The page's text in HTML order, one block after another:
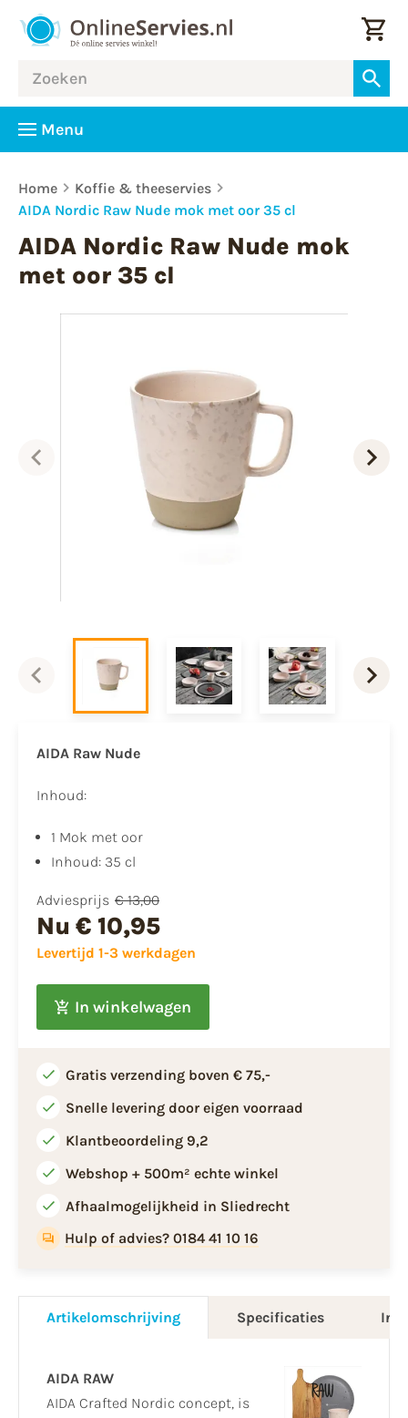
Menu
Home
Koffie & theeservies
AIDA Nordic Raw Nude mok met oor 35 cl
AIDA Nordic Raw Nude mok
met oor 35 cl
AIDA Raw Nude
Inhoud:
1 Mok met oor
Inhoud: 35 cl
Adviesprijs € 13,00
Nu € 10,95
Levertijd 1-3 werkdagen
In winkelwagen
Gratis verzending boven € 75,-
Snelle levering door eigen voorraad
Klantbeoordeling 9,2
Webshop + 500m² echte winkel
Afhaalmogelijkheid in Sliedrecht
Hulp of advies? 0184 41 10 16
Artikelomschrijving Specificaties
AIDA RAW
AIDA Crafted Nordic concept, is